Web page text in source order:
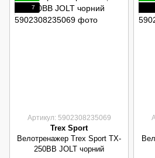
7
Артикул: 5902308235069
Trex Sport
Велотренажер Trex Sport TX-
250BB JOLT чорний